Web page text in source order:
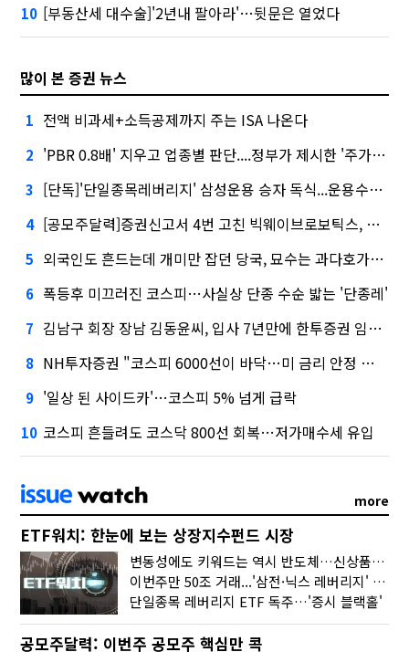
10 [부동산세 대수술]'2년내 팔아라'…뒷문은 열었다
많이 본 증권 뉴스
1 전액 비과세+소득공제까지 주는 ISA 나온다
2 'PBR 0.8배' 지우고 업종별 판단....정부가 제시한 '주가 누르기' 방지법
3 [단독]'단일종목레버리지' 삼성운용 승자 독식...운용수익 미래에셋의 6배
4 [공모주달력]증권신고서 4번 고친 빅웨이브로보틱스, 수요예측
5 외국인도 흔드는데 개미만 잡던 당국, 묘수는 과다호가부담금?
6 폭등후 미끄러진 코스피…사실상 단종 수순 밟는 '단종레'
7 김남구 회장 장남 김동윤씨, 입사 7년만에 한투증권 임원 승진
8 NH투자증권 "코스피 6000선이 바닥…미 금리 안정 후 추가 회복"
9 '일상 된 사이드카'…코스피 5% 넘게 급락
10 코스피 흔들려도 코스닥 800선 회복…저가매수세 유입
more
ETF워치: 한눈에 보는 상장지수펀드 시장
변동성에도 키워드는 역시 반도체…신상품은 우주·방산
이번주만 50조 거래...'삼전·닉스 레버리지' 수익률은 -30%
단일종목 레버리지 ETF 독주…'증시 블랙홀'
공모주달력: 이번주 공모주 핵심만 콕